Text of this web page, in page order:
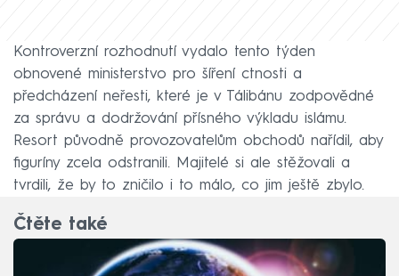
Kontroverzní rozhodnutí vydalo tento týden
obnovené ministerstvo pro šíření ctnosti a
předcházení neřesti, které je v Tálibánu zodpovědné
za správu a dodržování přísného výkladu islámu.
Resort původně provozovatelům obchodů nařídil, aby
figuríny zcela odstranili. Majitelé si ale stěžovali a
tvrdili, že by to zničilo i to málo, co jim ještě zbylo.
Čtěte také